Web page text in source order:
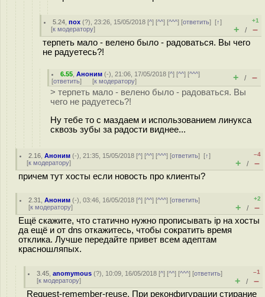
5.24 ,пох (?), 23:26, 15/05/2018 [^] [^^] [^^^] [ответить][↑]
[к модератору]
+1
+ / –
терпеть мало - велено было - радоваться. Вы чего
не радуетесь?!
6.55 ,Аноним (-), 21:06, 17/05/2018 [^] [^^] [^^^]
[ответить] [к модератору] + / –
> терпеть мало - велено было - радоваться. Вы
чего не радуетесь?!
Ну тебе то с маздаем и использованием линукса
сквозь зубы за радости виднее...
2.16 ,Аноним (-), 21:35, 15/05/2018 [^] [^^] [^^^] [ответить][↑]
[к модератору]
–4
+ / –
причем тут хосты если новость про клиенты?
2.31 ,Аноним (-), 03:46, 16/05/2018 [^] [^^] [^^^] [ответить]
[к модератору]
+2
+ / –
Ещё скажите, что статично нужно прописывать ip на хосты
да ещё и от dns откажитесь, чтобы сократить время
отклика. Лучше передайте привет всем адептам
красношляпых.
3.45 ,anomymous (?), 10:09, 16/05/2018 [^] [^^] [^^^] [ответить]
[к модератору]
–1
+ / –
Request-remember-reuse. При реконфигурации стирание